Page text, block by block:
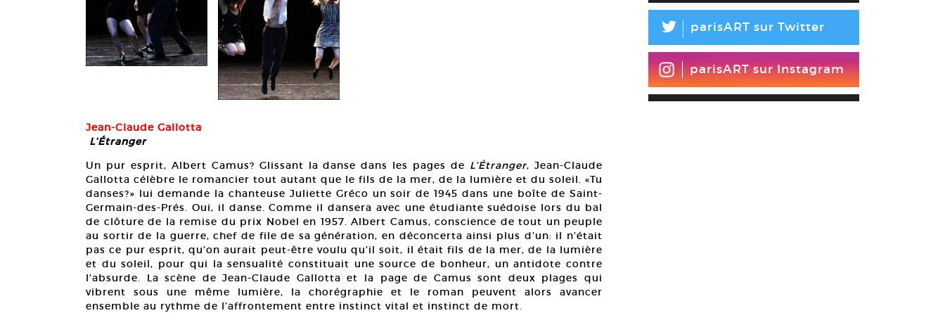
Jean-Claude Gallotta / Groupe Emile Dubois, L’Étranger, 2015. Danse. 60 mn.
Courtesy Théâtre des abbesses © Guy Delahaye
Jean-Claude Gallotta
L’Étranger
Un pur esprit, Albert Camus? Glissant la danse dans les pages de L’Étranger, Jean-Claude
Gallotta célèbre le romancier tout autant que le fils de la mer, de la lumière et du soleil. «Tu
danses?» lui demande la chanteuse Juliette Gréco un soir de 1945 dans une boîte de Saint-
Germain-des-Prés. Oui, il danse. Comme il dansera avec une étudiante suédoise lors du bal
de clôture de la remise du prix Nobel en 1957. Albert Camus, conscience de tout un peuple
au sortir de la guerre, chef de file de sa génération, en déconcerta ainsi plus d’un: il n’était
pas ce pur esprit, qu’on aurait peut-être voulu qu’il soit, il était fils de la mer, de la lumière
et du soleil, pour qui la sensualité constituait une source de bonheur, un antidote contre
l’absurde. La scène de Jean-Claude Gallotta et la page de Camus sont deux plages qui
vibrent sous une même lumière, la chorégraphie et le roman peuvent alors avancer
ensemble au rythme de l’affrontement entre instinct vital et instinct de mort.
L parisART sur Twitter
parisART sur Instagram